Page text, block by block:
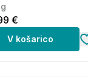
(800 g)
€
V košarico